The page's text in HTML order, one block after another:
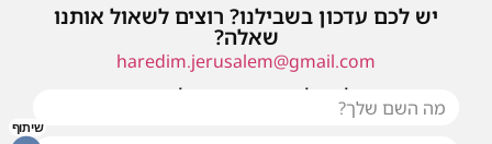
יש לכם עדכון בשבילנו? רוצים לשאול אותנו
שאלה?
haredim.jerusalem@gmail.com
או שילחו אלינו פנייה ונחזור אליכם בהקדם
שיתוף